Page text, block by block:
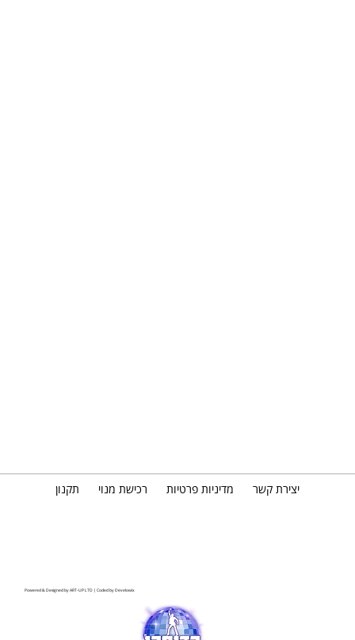
Powered & Designed byART-UP LTD | Coded byDevelowix
תקנון רכישת מנוי מדיניות פרטיות יצירת קשר